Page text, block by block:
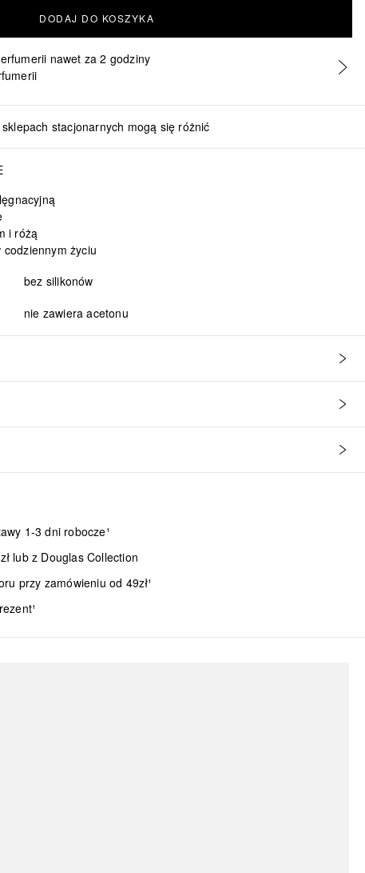
DODAJ DO KOSZYKA
nawet za 2 godziny
stacjonarnych mogą się różnić
i różą
życiu
bez silikonów
nie zawiera acetonu
1-3 dni robocze¹
lub z Douglas Collection
przy zamówieniu od 49zł¹